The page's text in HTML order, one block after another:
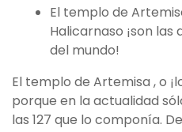
El templo de
Halicarnaso ¡son
del mundo!
El templo de Artemisa , o
porque en la actualidad
las 127 que lo componía.